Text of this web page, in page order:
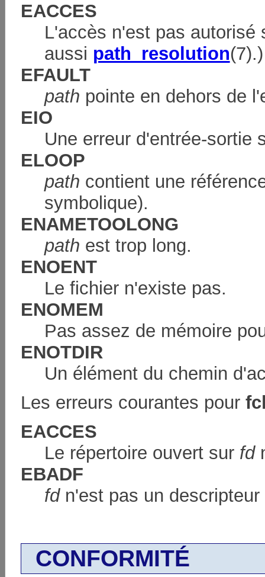
EACCES
L'accès n'est pas
aussi path_resolution(7).)
EFAULT
path pointe en dehors de
EIO
Une erreur d'entrée-sortie
ELOOP
path contient une
symbolique).
ENAMETOOLONG
path est trop long.
ENOENT
Le fichier n'existe pas.
ENOMEM
Pas assez de mémoire
ENOTDIR
Un élément du chemin
Les erreurs courantes pour
EACCES
Le répertoire ouvert sur fd
EBADF
fdn'est pas un descripteur
CONFORMITÉ